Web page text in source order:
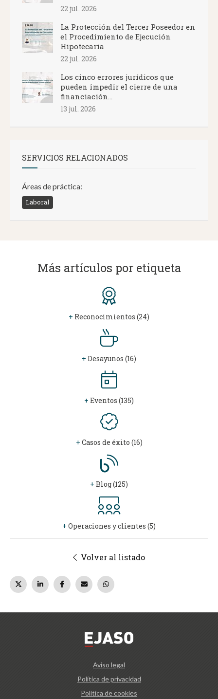
22 jul. 2026
La Protección del Tercer Poseedor en
el Procedimiento de Ejecución
Hipotecaria
22 jul. 2026
Los cinco errores jurídicos que
pueden impedir el cierre de una
financiación...
13 jul. 2026
SERVICIOS RELACIONADOS
Áreas de práctica:
Laboral
Más artículos por etiqueta
+ Reconocimientos (24)
+ Desayunos (16)
+ Eventos (135)
+ Casos de éxito (16)
+ Blog (125)
+ Operaciones y clientes (5)
Volver al listado
Aviso legal
Política de privacidad
Política de cookies